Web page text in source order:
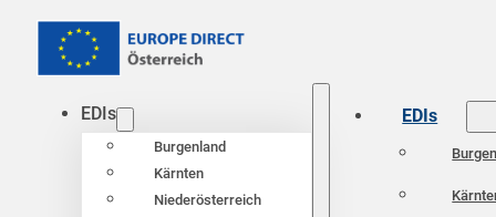
EDIs
Burgenland
Kärnten
Niederösterreich
EDIs